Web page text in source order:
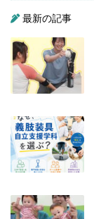
最新の記事